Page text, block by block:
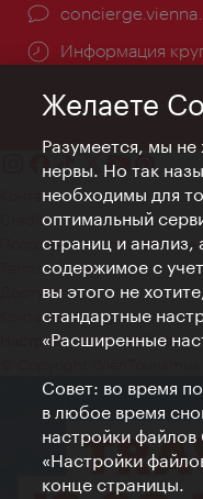
Информация
Контакт
Credits
Положение о
Terms of Use
Доступность
Контакты для прессы
Настройки файлов Cookie
Желаете
Разумеется, мы не
нервы. Но так
необходимы для
оптимальный
страниц и анализ,
содержимое с
вы этого не
стандартные
«Расширенные
Совет: во время
в любое время
настройки
«Настройки
конце страницы.